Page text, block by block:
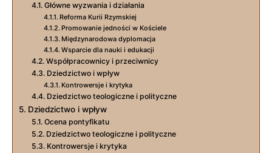
Główne wyzwania i działania
Reforma Kurii Rzymskiej
Promowanie jedności w Kościele
Międzynarodowa dyplomacja
Wsparcie dla nauki i edukacji
Współpracownicy i przeciwnicy
Dziedzictwo i wpływ
Kontrowersje i krytyka
Dziedzictwo teologiczne i polityczne
Dziedzictwo i wpływ
Ocena pontyfikatu
Dziedzictwo teologiczne i polityczne
Kontrowersje i krytyka